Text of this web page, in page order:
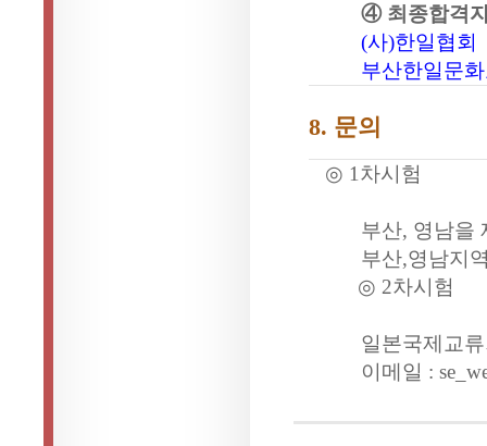
④ 최종합격
(사)한일협회
부산한일문
8. 문의
◎ 1 차시험
부산, 영남을
부산,영남지
◎ 2차시험
일본국제교
이메일 :